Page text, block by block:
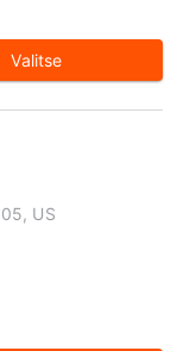
Valitse
US